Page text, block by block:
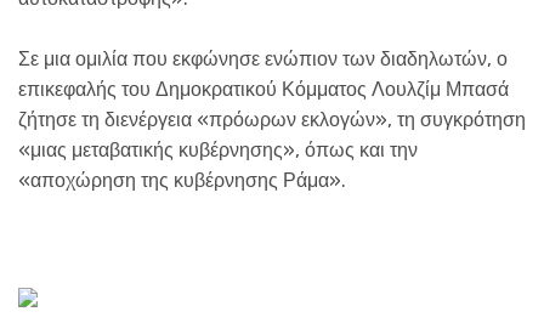
Σε μια ομιλία που εκφώνησε ενώπιον των διαδηλωτών, ο
επικεφαλής του Δημοκρατικού Κόμματος Λουλζίμ Μπασά
ζήτησε τη διενέργεια «πρόωρων εκλογών», τη συγκρότηση
«μιας μεταβατικής κυβέρνησης», όπως και την
«αποχώρηση της κυβέρνησης Ράμα».